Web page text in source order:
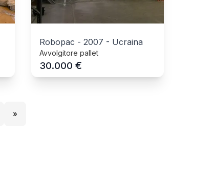
Robopac -2007 - Ucraina
Avvolgitore pallet
30.000 €
»